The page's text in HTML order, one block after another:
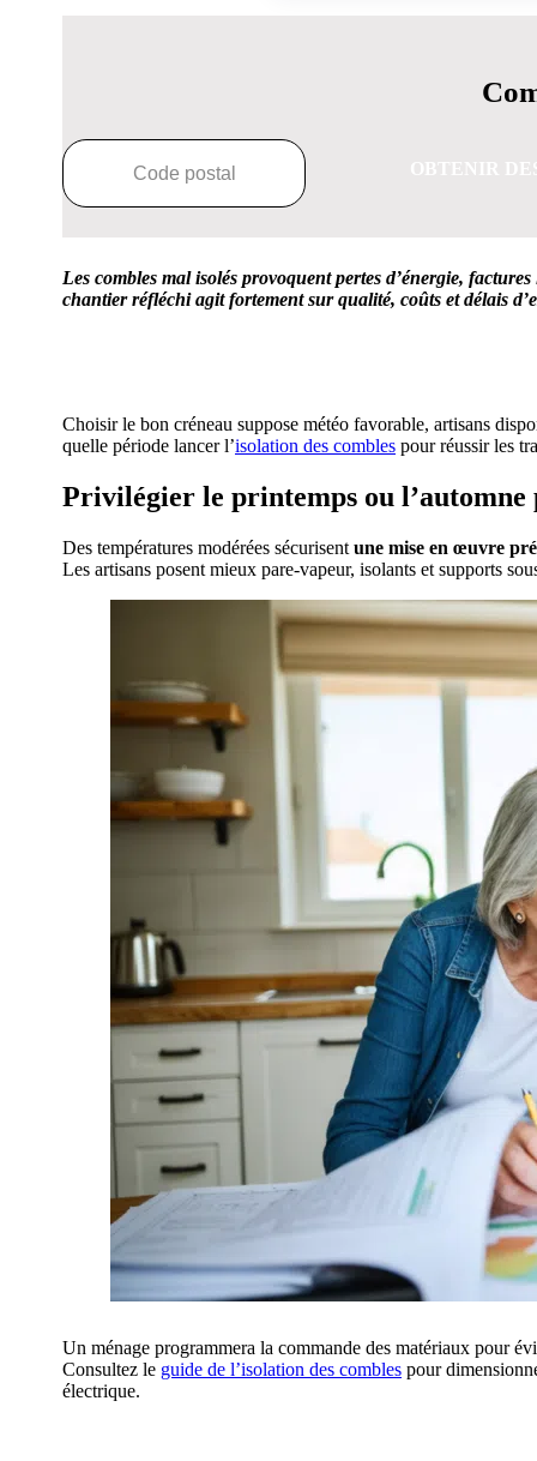
Les combles mal isolés provoquent pertes d’énergie,
chantier réfléchi agit fortement sur qualité, coûts et délais
Choisir le bon créneau suppose météo favorable, artisans
quelle période lancer l’isolation des combles pour réussir les
Privilégier le printemps ou
Des températures modérées sécurisent une mise en œuvre
Les artisans posent mieux pare-vapeur, isolants et supports
Un ménage programmera la commande des matériaux pour
Consultez le guide de l’isolation des combles pour
électrique.